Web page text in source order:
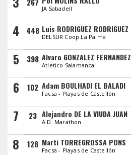
JA Sabadell
4 448 Luis RODRIGUEZ RODRIGUEZ
DELSUR Coop La Palma
5 398 Alvaro GONZALEZ FERNANDEZ
Atletico Salamanca
6 102 Adam BOULHADI EL BALADI
Facsa - Playas de Castellón
7 23 Alejandro DE LA VIUDA JUAN
A.D. Marathon
8 128 Marti TORREGROSSA PONS
Facsa - Playas de Castellón